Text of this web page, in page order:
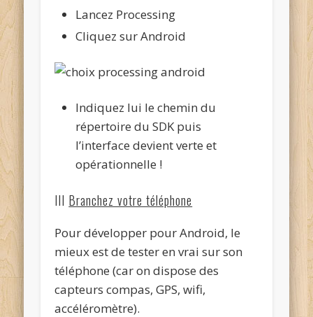
Lancez Processing
Cliquez sur Android
Indiquez lui le chemin du
répertoire du SDK puis
l’interface devient verte et
opérationnelle !
III Branchez votre téléphone
Pour développer pour Android, le
mieux est de tester en vrai sur son
téléphone (car on dispose des
capteurs compas, GPS, wifi,
accéléromètre).